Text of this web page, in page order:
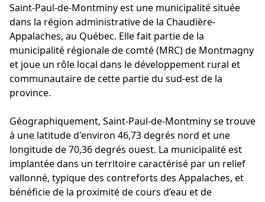
Saint-Paul-de-Montminy est une municipalité située
dans la région administrative de la Chaudière-
Appalaches, au Québec. Elle fait partie de la
municipalité régionale de comté (MRC) de Montmagny
et joue un rôle local dans le développement rural et
communautaire de cette partie du sud-est de la
province.
Géographiquement, Saint-Paul-de-Montminy se trouve
à une latitude d'environ 46,73 degrés nord et une
longitude de 70,36 degrés ouest. La municipalité est
implantée dans un territoire caractérisé par un relief
vallonné, typique des contreforts des Appalaches, et
bénéficie de la proximité de cours d’eau et de